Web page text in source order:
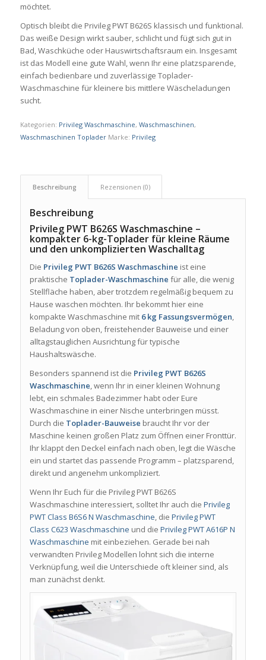
möchtet.
Optisch bleibt die Privileg PWT B626S klassisch und funktional.
Das weiße Design wirkt sauber, schlicht und fügt sich gut in
Bad, Waschküche oder Hauswirtschaftsraum ein. Insgesamt
ist das Modell eine gute Wahl, wenn Ihr eine platzsparende,
einfach bedienbare und zuverlässige Toplader-
Waschmaschine für kleinere bis mittlere Wäscheladungen
sucht.
Kategorien: Privileg Waschmaschine, Waschmaschinen,
Waschmaschinen Toplader Marke: Privileg
Beschreibung Rezensionen (0)
Beschreibung
Privileg PWT B626S Waschmaschine –
kompakter 6-kg-Toplader für kleine Räume
und den unkomplizierten Waschalltag
Die Privileg PWT B626S Waschmaschine ist eine
praktische Toplader-Waschmaschine für alle, die wenig
Stellfläche haben, aber trotzdem regelmäßig bequem zu
Hause waschen möchten. Ihr bekommt hier eine
kompakte Waschmaschine mit 6 kg Fassungsvermögen,
Beladung von oben, freistehender Bauweise und einer
alltagstauglichen Ausrichtung für typische
Haushaltswäsche.
Besonders spannend ist die Privileg PWT B626S
Waschmaschine, wenn Ihr in einer kleinen Wohnung
lebt, ein schmales Badezimmer habt oder Eure
Waschmaschine in einer Nische unterbringen müsst.
Durch die Toplader-Bauweise braucht Ihr vor der
Maschine keinen großen Platz zum Öffnen einer Fronttür.
Ihr klappt den Deckel einfach nach oben, legt die Wäsche
ein und startet das passende Programm – platzsparend,
direkt und angenehm unkompliziert.
Wenn Ihr Euch für die Privileg PWT B626S
Waschmaschine interessiert, solltet Ihr auch die Privileg
PWT Class B6S6 N Waschmaschine, die Privileg PWT
Class C623 Waschmaschine und die Privileg PWT A616P N
Waschmaschine mit einbeziehen. Gerade bei nah
verwandten Privileg Modellen lohnt sich die interne
Verknüpfung, weil die Unterschiede oft kleiner sind, als
man zunächst denkt.